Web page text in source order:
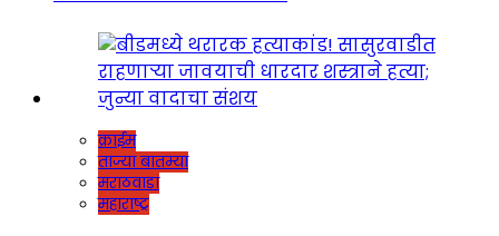
क्राईम
ताज्या बातम्या
मराठवाडा
महाराष्ट्र